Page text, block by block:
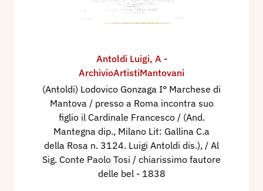
Antoldi Luigi, A -
ArchivioArtistiMantovani
(Antoldi) Lodovico Gonzaga I° Marchese di
Mantova / presso a Roma incontra suo
figlio il Cardinale Francesco / (And.
Mantegna dip., Milano Lit: Gallina C.a
della Rosa n. 3124. Luigi Antoldi dis.), / Al
Sig. Conte Paolo Tosi / chiarissimo fautore
delle bel - 1838